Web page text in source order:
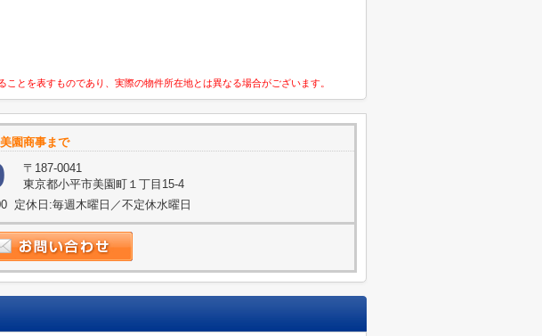
とを表すものであり、実際の物件所在地とは異なる場合がございます。
園商事まで
〒187-0041
東京都小平市美園町１丁目15-4
定休日:毎週木曜日／不定休水曜日